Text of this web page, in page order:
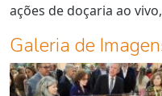
ações de doçaria ao
Galeria de